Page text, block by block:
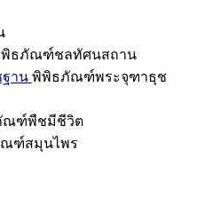
ธภัณฑ์ชลทัศนสถาน
าน พิพิธภัณฑ์พระจุฑาธุช
ณฑ์พืชมีชีวิต
ฑ์สมุนไพร